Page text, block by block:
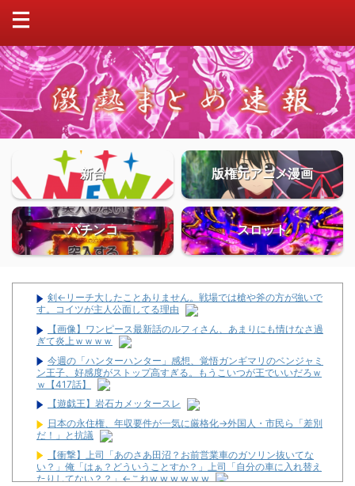
新台 版権元アニメ漫画
パチンコ スロット
剣←リーチ大したことありません。戦場では槍や斧の方が強いで
す。コイツが主人公面してる理由
【画像】ワンピース最新話のルフィさん、あまりにも情けなさ過
ぎて炎上ｗｗｗｗ
今週の「ハンターハンター」感想、覚悟ガンギマリのベンジャミ
ン王子、好感度がストップ高すぎる。もうこいつが王でいいだろｗ
ｗ【417話】
【遊戯王】岩石カメッタースレ
日本の永住権、年収要件が一気に厳格化→外国人・市民ら「差別
だ！」と抗議
【衝撃】上司「あのさあ田沼？お前営業車のガソリン抜いてな
い？」俺「はぁ？どういうことすか？」上司「自分の車に入れ替え
たりしてない？？」←これw w w w w w